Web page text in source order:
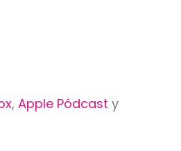
,Apple Pódcast y